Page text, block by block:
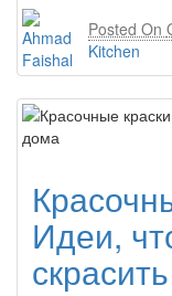
Posted On
Kitchen
Идеи,